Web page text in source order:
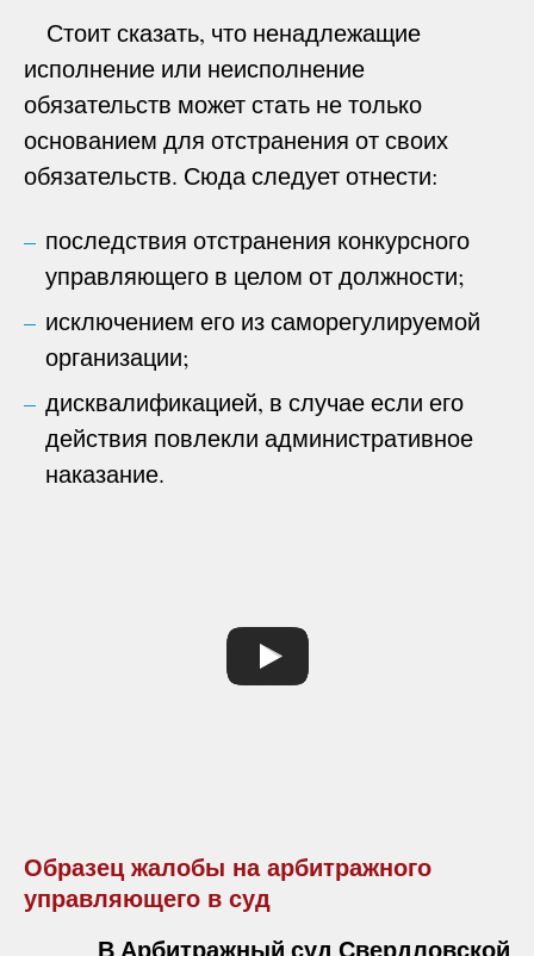
Стоит сказать, что ненадлежащие
исполнение или неисполнение
обязательств может стать не только
основанием для отстранения от своих
обязательств. Сюда следует отнести:
последствия отстранения конкурсного
управляющего в целом от должности;
исключением его из саморегулируемой
организации;
дисквалификацией, в случае если его
действия повлекли административное
наказание.
Образец жалобы на арбитражного
управляющего в суд